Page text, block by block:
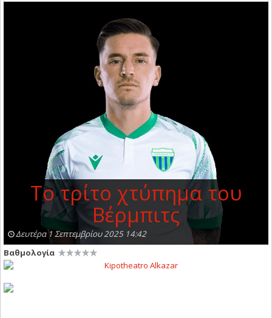
Το τρίτο χτύπημα του
Βέρμπιτς
Δευτέρα 1 Σεπτεμβρίου 2025 14:42
Βαθμολογία